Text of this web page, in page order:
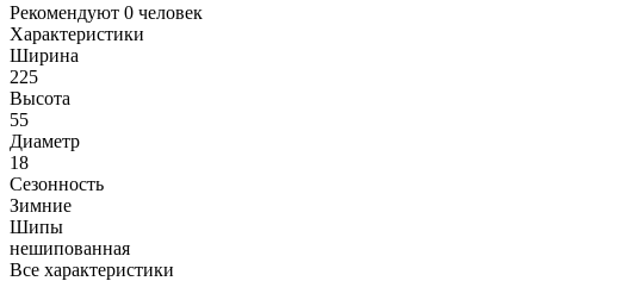
Рекомендуют 0 человек
Характеристики
Ширина
225
Высота
55
Диаметр
18
Сезонность
Зимние
Шипы
нешипованная
Все характеристики